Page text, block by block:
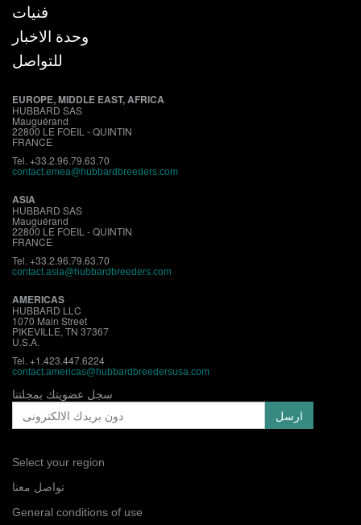
فنيات
وحدة الاخبار
للتواصل
EUROPE, MIDDLE EAST, AFRICA
HUBBARD SAS
Mauguérand
22800 LE FOEIL - QUINTIN
FRANCE
Tel. +33.2.96.79.63.70
contact.emea@hubbardbreeders.com
ASIA
HUBBARD SAS
Mauguérand
22800 LE FOEIL - QUINTIN
FRANCE
Tel. +33.2.96.79.63.70
contact.asia@hubbardbreeders.com
AMERICAS
HUBBARD LLC
1070 Main Street
PIKEVILLE, TN 37367
U.S.A.
Tel. +1.423.447.6224
contact.americas@hubbardbreedersusa.com
سجل عضويتك بمجلتنا
Select your region
تواصل معنا
General conditions of use